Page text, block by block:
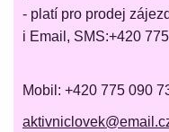
- platí pro prodej
i Email, SMS:+420
Mobil: +420 775 090